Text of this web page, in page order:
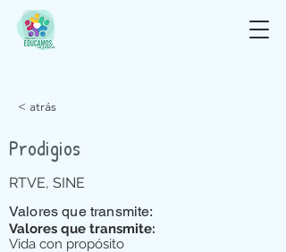
< atrás
Prodigios
RTVE, SINE
Valores que transmite:
Valores que transmite:
Vida con propósito